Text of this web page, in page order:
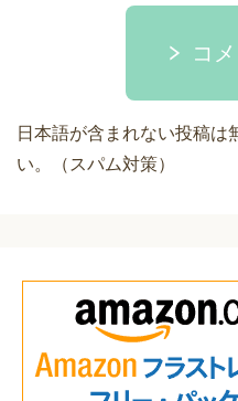
コ
日本語が含まれない投稿は
い。（スパム対策）